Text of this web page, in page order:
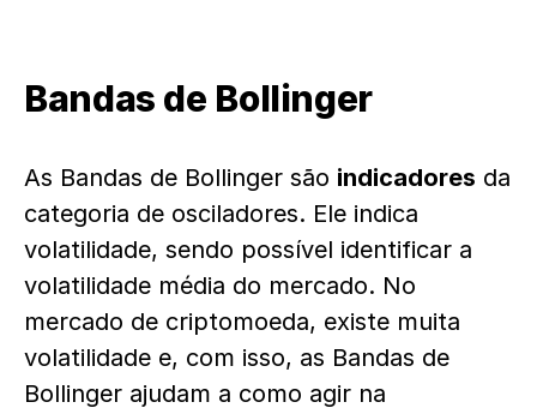
Bandas de Bollinger
As Bandas de Bollinger são indicadores da
categoria de osciladores. Ele indica
volatilidade, sendo possível identificar a
volatilidade média do mercado. No
mercado de criptomoeda, existe muita
volatilidade e, com isso, as Bandas de
Bollinger ajudam a como agir na